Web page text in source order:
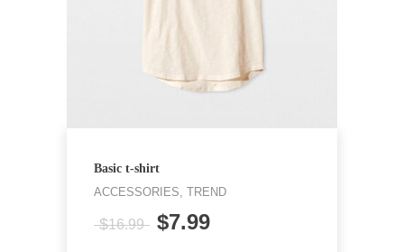
Basic t-shirt
ACCESSORIES, TREND
$16.99 $7.99